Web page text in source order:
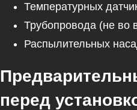
Температурных
Трубопровода (не во
Распылительных
перед